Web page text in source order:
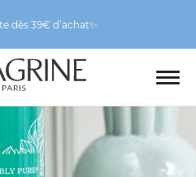
dès 39€ d’achat✨